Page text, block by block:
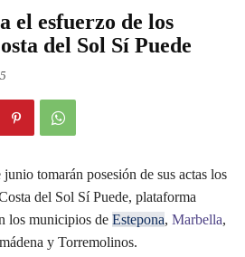
el esfuerzo de los
del Sol Sí Puede
tomarán posesión de sus actas los
del Sol Sí Puede, plataforma
los municipios de Estepona, Marbella,
y Torremolinos.